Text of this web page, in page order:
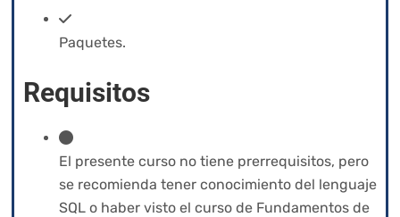
Paquetes.
Requisitos
El presente curso no tiene prerrequisitos, pero
se recomienda tener conocimiento del lenguaje
SQL o haber visto el curso de Fundamentos de